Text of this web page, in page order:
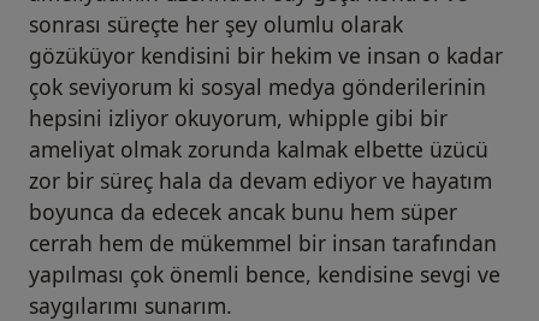
sonrası süreçte her şey olumlu olarak
gözüküyor kendisini bir hekim ve insan o kadar
çok seviyorum ki sosyal medya gönderilerinin
hepsini izliyor okuyorum, whipple gibi bir
ameliyat olmak zorunda kalmak elbette üzücü
zor bir süreç hala da devam ediyor ve hayatım
boyunca da edecek ancak bunu hem süper
cerrah hem de mükemmel bir insan tarafından
yapılması çok önemli bence, kendisine sevgi ve
saygılarımı sunarım.